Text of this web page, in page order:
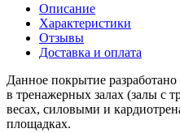
Описание
Характеристики
Отзывы
Доставка и оплата
Данное покрытие
в тренажерных залах (залы с
весах, силовыми и
площадках.